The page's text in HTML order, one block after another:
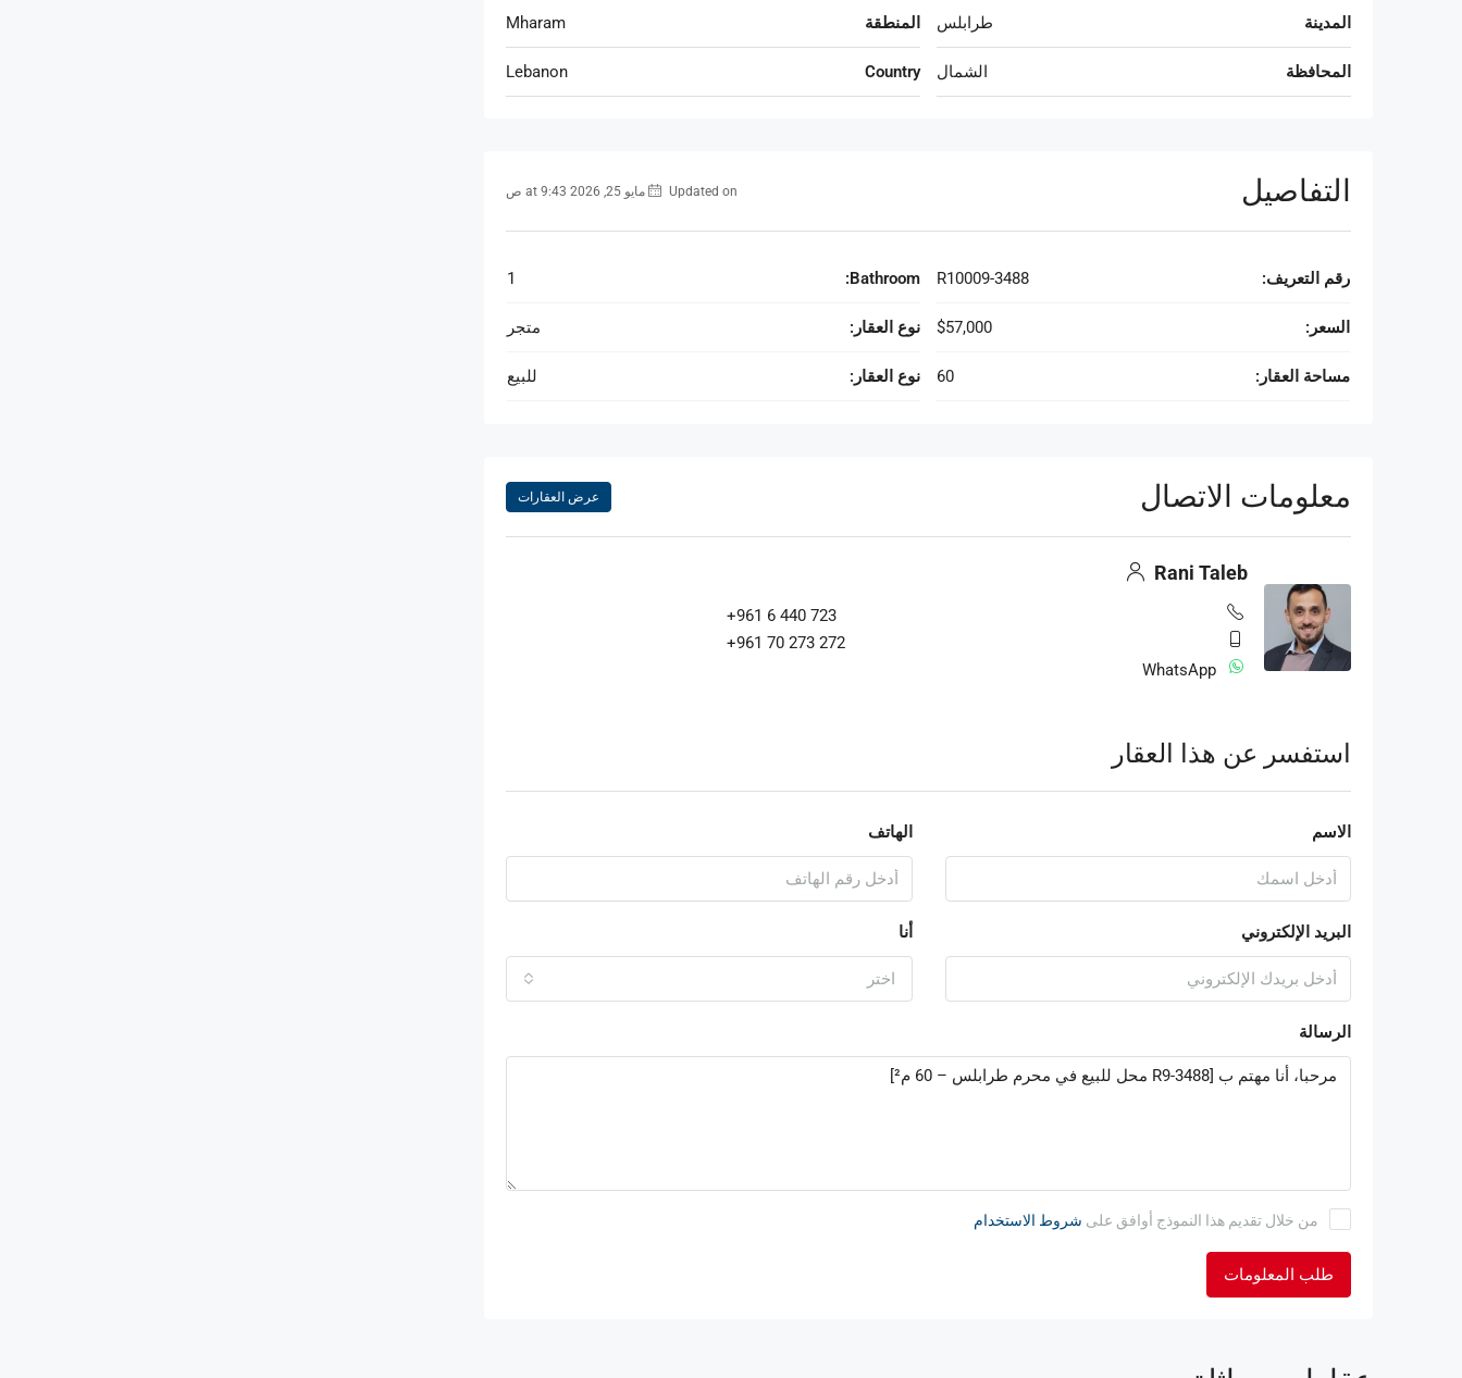
المدينة طرابلس
المحافظة الشمال
المنطقة Mharam
Country
Lebanon
التفاصيل Updated on مايو 25, 2026 at 9:43 ص
رقم التعريف: R10009-3488
السعر: $57,000
مساحة العقار: 60
Bathroom:
1
نوع العقار: متجر
نوع العقار: للبيع
معلومات الاتصال عرض العقارات
Rani Taleb
+961 6 440 723
+961 70 273 272
WhatsApp
استفسر عن هذا العقار
الاسم الهاتف
البريد الإلكتروني أنا
اختر
الرسالة
من خلال تقديم هذا النموذج أوافق على شروط الاستخدام
طلب المعلومات